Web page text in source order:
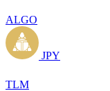
ALGO
JPY
TLM